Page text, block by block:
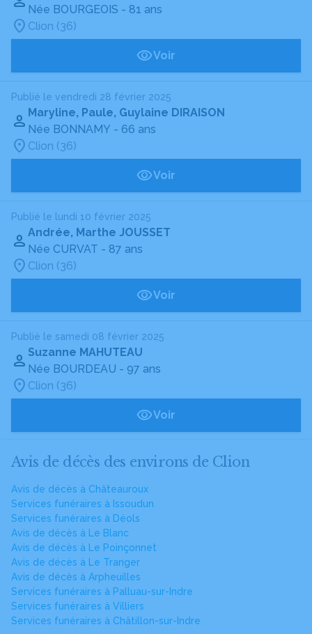
Née BOURGEOIS - 81 ans
Clion (36)
Voir
Publié le vendredi 28 février 2025
Maryline, Paule, Guylaine DIRAISON
Née BONNAMY - 66 ans
Clion (36)
Voir
Publié le lundi 10 février 2025
Andrée, Marthe JOUSSET
Née CURVAT - 87 ans
Clion (36)
Voir
Publié le samedi 08 février 2025
Suzanne MAHUTEAU
Née BOURDEAU - 97 ans
Clion (36)
Voir
Avis de décès des environs de Clion
Avis de décès à Châteauroux
Services funéraires à Issoudun
Services funéraires à Déols
Avis de décès à Le Blanc
Avis de décès à Le Poinçonnet
Avis de décès à Le Tranger
Avis de décès à Arpheuilles
Services funéraires à Palluau-sur-Indre
Services funéraires à Villiers
Services funéraires à Châtillon-sur-Indre